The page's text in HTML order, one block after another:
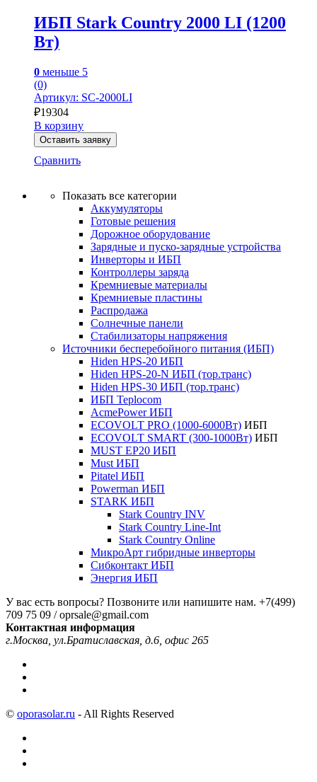
ИБП Stark Country 2000 LI (1200
Вт)
0 меньше 5
(0)
Артикул: SC-2000LI
₽19304
В корзину
Оставить заявку
Сравнить
Показать все категории
Аккумуляторы
Готовые решения
Дорожное оборудование
Зарядные и пуско-зарядные устройства
Инверторы и ИБП
Контроллеры заряда
Кремниевые материалы
Кремниевые пластины
Распродажа
Солнечные панели
Стабилизаторы напряжения
Источники бесперебойного питания (ИБП)
Hiden HPS-20 ИБП
Hiden HPS-20-N ИБП (тор.транс)
Hiden HPS-30 ИБП (тор.транс)
ИБП Teplocom
AcmePower ИБП
ECOVOLT PRO (1000-6000Вт) ИБП
ECOVOLT SMART (300-1000Вт) ИБП
MUST EP20 ИБП
Must ИБП
Pitatel ИБП
Powerman ИБП
STARK ИБП
Stark Country INV
Stark Country Line-Int
Stark Country Online
МикроАрт гибридные инверторы
Сибконтакт ИБП
Энергия ИБП
У вас есть вопросы? Позвоните или напишите нам. +7(499)
709 75 09 / oprsale@gmail.com
Контактная информация
г.Москва, ул.Братиславская, д.6, офис 265
© oporasolar.ru - All Rights Reserved